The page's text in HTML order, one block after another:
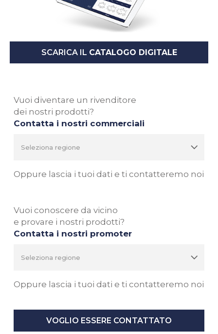
SCARICA IL CATALOGO DIGITALE
Vuoi diventare un rivenditore
dei nostri prodotti?
Contatta i nostri commerciali
Oppure lascia i tuoi dati e ti contatteremo noi
Vuoi conoscere da vicino
e provare i nostri prodotti?
Contatta i nostri promoter
Oppure lascia i tuoi dati e ti contatteremo noi
VOGLIO ESSERE CONTATTATO